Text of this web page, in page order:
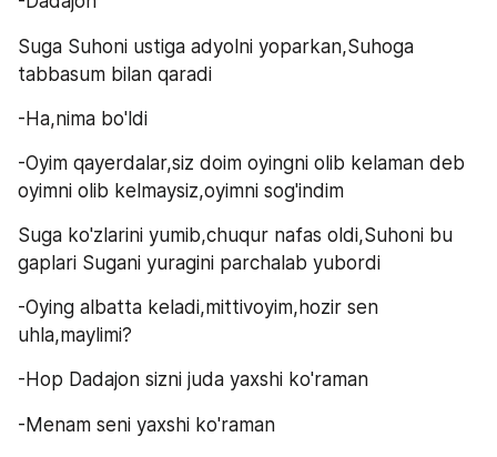
Suga Suhoni ustiga adyolni yoparkan,Suhoga
tabbasum bilan qaradi
-Ha,nima bo'ldi
-Oyim qayerdalar,siz doim oyingni olib kelaman deb
oyimni olib kelmaysiz,oyimni sog'indim
Suga ko'zlarini yumib,chuqur nafas oldi,Suhoni bu
gaplari Sugani yuragini parchalab yubordi
-Oying albatta keladi,mittivoyim,hozir sen
uhla,maylimi?
-Hop Dadajon sizni juda yaxshi ko'raman
-Menam seni yaxshi ko'raman